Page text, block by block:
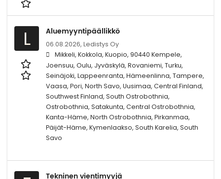
L Aluemyyntipäällikkö
06.08.2026, Ledistys Oy
Mikkeli, Kokkola, Kuopio, 90440 Kempele,
Joensuu, Oulu, Jyväskylä, Rovaniemi, Turku,
Seinäjoki, Lappeenranta, Hämeenlinna, Tampere,
Vaasa, Pori, North Savo, Uusimaa, Central Finland,
Southwest Finland, South Ostrobothnia,
Ostrobothnia, Satakunta, Central Ostrobothnia,
Kanta-Häme, North Ostrobothnia, Pirkanmaa,
Päijät-Häme, Kymenlaakso, South Karelia, South
Savo
Tekninen vientimyyjä